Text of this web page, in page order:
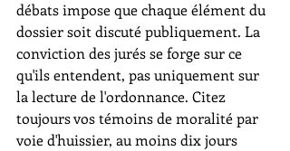
débats impose que chaque élément du
dossier soit discuté publiquement. La
conviction des jurés se forge sur ce
qu'ils entendent, pas uniquement sur
la lecture de l'ordonnance. Citez
toujours vos témoins de moralité par
voie d'huissier, au moins dix jours